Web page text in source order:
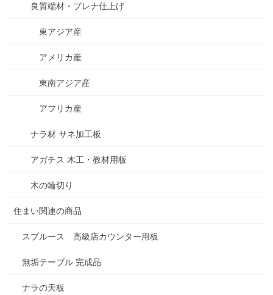
良質端材・プレナ仕上げ
東アジア産
アメリカ産
東南アジア産
アフリカ産
ナラ材 サネ加工板
アガチス 木工・教材用板
木の輪切り
住まい関連の商品
スプルース 高級店カウンター用板
無垢テーブル 完成品
ナラの天板